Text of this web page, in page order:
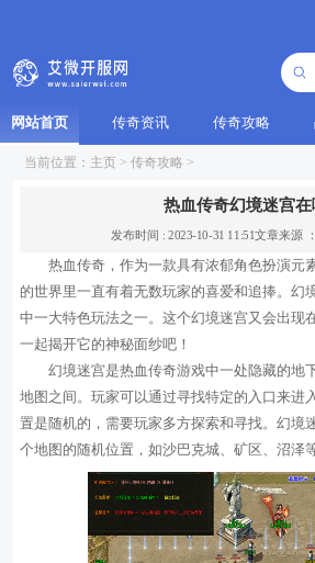
网站首页 传奇资讯 传奇攻略
当前位置： 主页 > 传奇攻略 >
热血传奇幻境迷宫在
发布时间 : 2023-10-31 11:51文章来源
热血传奇，作为一款具有浓郁角色扮演元
的世界里一直有着无数玩家的喜爱和追捧。幻
中一大特色玩法之一。这个幻境迷宫又会出现
一起揭开它的神秘面纱吧！
幻境迷宫是热血传奇游戏中一处隐藏的地
地图之间。玩家可以通过寻找特定的入口来进
置是随机的，需要玩家多方探索和寻找。幻境
个地图的随机位置，如沙巴克城、矿区、沼泽